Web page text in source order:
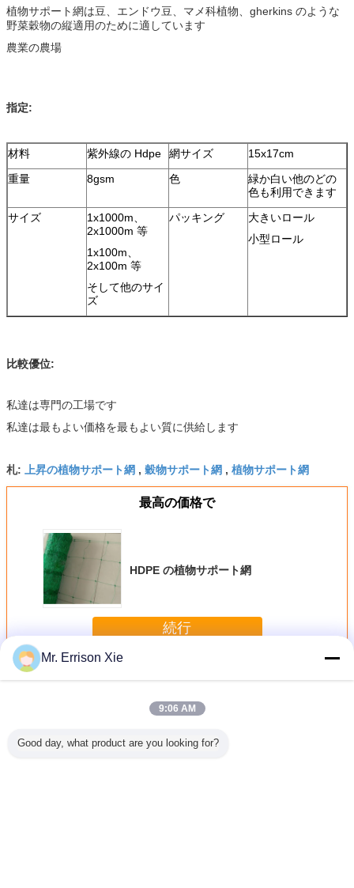
植物サポート網は豆、エンドウ豆、マメ科植物、gherkins のような
野菜穀物の縦適用のために適しています
農業の農場
指定:
材料 紫外線の Hdpe 網サイズ
15x17cm
重量
8gsm 色
緑か白い他のどの
色も利用できます
サイズ
1x1000m、
2x1000m 等
1x100m、
2x100m 等
そして他のサイ
ズ
パッキング
大きいロール
小型ロール
比較優位:
私達は専門の工場です
私達は最もよい価格を最もよい質に供給します
札: 上昇の植物サポート網 , 穀物サポート網 , 植物サポート網
最高の価格で
HDPE の植物サポート網
続行
多く植物サポート網
Mr. Errison Xie
9:06 AM
Good day, what product are you looking for?